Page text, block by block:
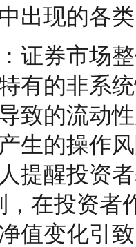
出现的各
证券市场
有的非系
致的流动
生的操作
提醒投资
，在投资者
值变化引